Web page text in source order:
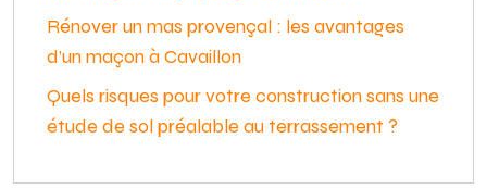
Rénover un mas provençal : les avantages
d’un maçon à Cavaillon
Quels risques pour votre construction sans une
étude de sol préalable au terrassement ?